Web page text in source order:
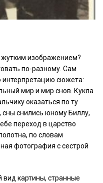
жутким изображением?
по-разному. Сам
сюжета:
мир и мир снов. Кукла
оказаться по ту
снились юному Биллу,
переход в царство
по словам
фотография с сестрой
вид картины, странные